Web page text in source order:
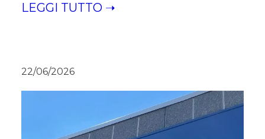
LEGGI TUTTO ➝
22/06/2026